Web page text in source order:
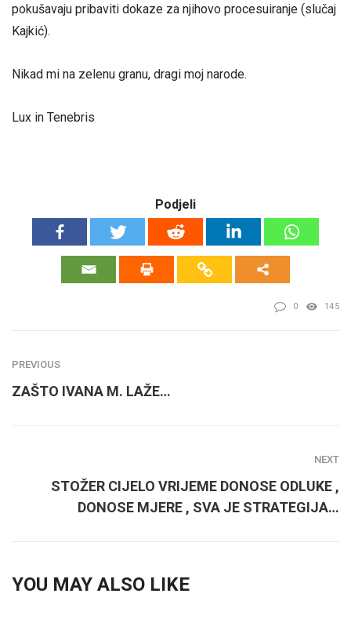
pokušavaju pribaviti dokaze za njihovo procesuiranje (slučaj
Kajkić).
Nikad mi na zelenu granu, dragi moj narode.
Lux in Tenebris
Podjeli
0 145
PREVIOUS
ZAŠTO IVANA M. LAŽE…
NEXT
STOŽER CIJELO VRIJEME DONOSE ODLUKE ,
DONOSE MJERE , SVA JE STRATEGIJA…
YOU MAY ALSO LIKE